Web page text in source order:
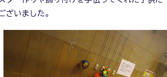
ざいました。